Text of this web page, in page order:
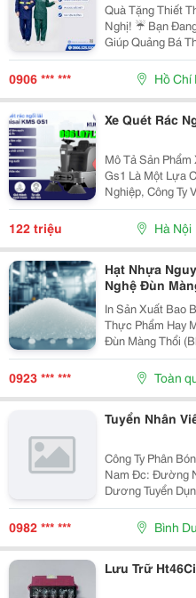
Quà Tặng Thiết
Nghị! ☔ Bạn Đang Tìm Một Món Quà Vừa Hữu Ích, Vừa
Giúp Quảng Bá
Logo Theo Yêu
0906 *** *** Hồ Chí
Xe Quét Rác
Mô Tả Sản Phẩm Xe Quét Rác Ngồi Lái Kumisai Kms
Gs1 Là Một Lựa
Nghiệp, Công Ty
Vào Sản Phẩm
Tiết Kiệm Lại
122 triệu Hà Nội
Hạt Nhựa
Nghệ Đùn
In Sản Xuất Bao
Thực Phẩm Hay
Đùn Màng Thổi
Cán (Cast Film
Công Cốt Lõi.
0923 *** *** Toàn
Tuyển Nhân
Công Ty Phân
Nam Đc: Đường Ngô Gia Tự, Thủ Dầu Một, Bình
Dương Tuyển Dụng Nhân Viên Văn Phòng (Telesales) :
02 Nữ Không Yêu Cầu Kinh Nghiệm &Ndash; Được
0982 *** *** Bình
Lưu Trữ